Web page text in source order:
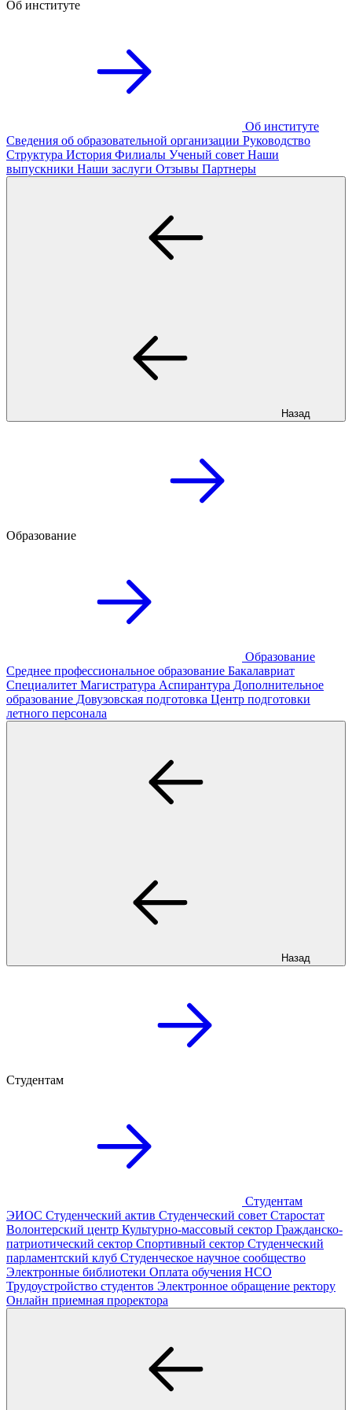
Об институте
Об институте
Сведения об образовательной организации Руководство
Структура История Филиалы Ученый совет Наши
выпускники Наши заслуги Отзывы Партнеры
Назад
Образование
Образование
Среднее профессиональное образование Бакалавриат
Специалитет Магистратура Аспирантура Дополнительное
образование Довузовская подготовка Центр подготовки
летного персонала
Назад
Студентам
Студентам
ЭИОС Студенческий актив Студенческий совет Старостат
Волонтерский центр Культурно-массовый сектор Гражданско-
патриотический сектор Спортивный сектор Студенческий
парламентский клуб Студенческое научное сообщество
Электронные библиотеки Оплата обучения НСО
Трудоустройство студентов Электронное обращение ректору
Онлайн приемная проректора